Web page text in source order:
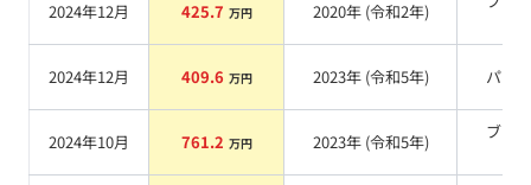
2024年12月 425.7 万円 2020年 (令和2年)
2024年12月 409.6 万円 2023年 (令和5年) パール
2024年10月 761.2 万円 2023年 (令和5年)
ブラ